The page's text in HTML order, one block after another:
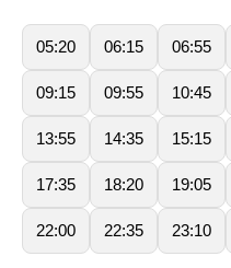
05:20 06:15 06:55
09:15 09:55 10:45
13:55 14:35 15:15
17:35 18:20 19:05
22:00 22:35 23:10